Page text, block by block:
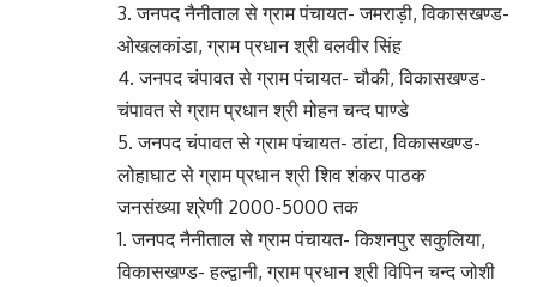
3. जनपद नैनीताल से ग्राम पंचायत- जमराड़ी, विकासखण्ड-
ओखलकांडा, ग्राम प्रधान श्री बलवीर सिंह
4. जनपद चंपावत से ग्राम पंचायत- चौकी, विकासखण्ड-
चंपावत से ग्राम प्रधान श्री मोहन चन्द पाण्डे
5. जनपद चंपावत से ग्राम पंचायत- ठांटा, विकासखण्ड-
लोहाघाट से ग्राम प्रधान श्री शिव शंकर पाठक
जनसंख्या श्रेणी 2000-5000 तक
1. जनपद नैनीताल से ग्राम पंचायत- किशनपुर सकुलिया,
विकासखण्ड- हल्द्वानी, ग्राम प्रधान श्री विपिन चन्द जोशी